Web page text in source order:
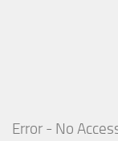
Error - No